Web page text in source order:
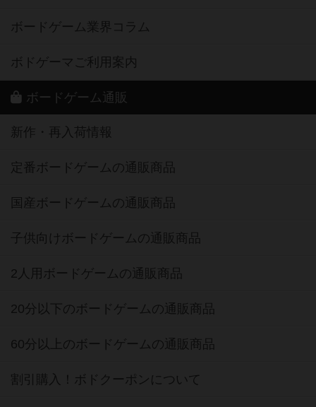
ボードゲーム業界コラム
ボドゲーマご利用案内
ボードゲーム通販
新作・再入荷情報
定番ボードゲームの通販商品
国産ボードゲームの通販商品
子供向けボードゲームの通販商品
2人用ボードゲームの通販商品
20分以下のボードゲームの通販商品
60分以上のボードゲームの通販商品
割引購入！ボドクーポンについて